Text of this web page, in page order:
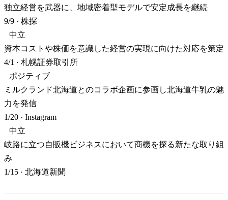
独立経営を武器に、地域密着型モデルで安定成長を継続
9/9 · 株探
中立
資本コストや株価を意識した経営の実現に向けた対応を策定
4/1 · 札幌証券取引所
ポジティブ
ミルクランド北海道とのコラボ企画に参画し北海道牛乳の魅
力を発信
1/20 · Instagram
中立
岐路に立つ自販機ビジネスにおいて商機を探る新たな取り組
み
1/15 · 北海道新聞